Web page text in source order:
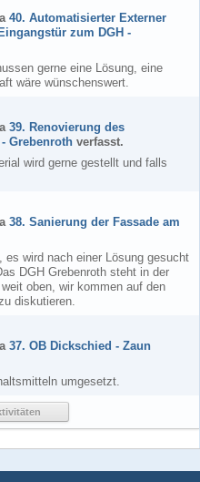
40. Automatisierter Externer
zum DGH -
gerne eine Lösung, eine
wäre wünschenswert.
39. Renovierung des
Grebenroth verfasst.
wird gerne gestellt und falls
38. Sanierung der Fassade am
es wird nach einer Lösung gesucht
DGH Grebenroth steht in der
oben, wir kommen auf den
diskutieren.
37. OB Dickschied - Zaun
umgesetzt.